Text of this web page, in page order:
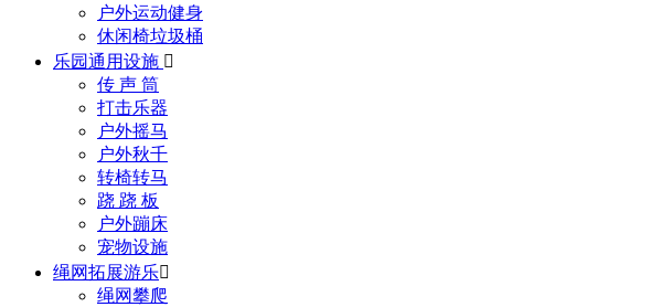
户外运动健身
休闲椅垃圾桶
乐园通用设施 
传 声 筒
打击乐器
户外摇马
户外秋千
转椅转马
跷 跷 板
户外蹦床
宠物设施
绳网拓展游乐
绳网攀爬